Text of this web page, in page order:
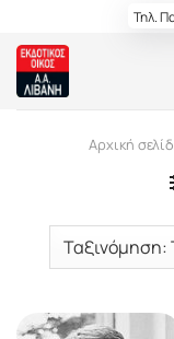
content
Τηλ.
Αρχική